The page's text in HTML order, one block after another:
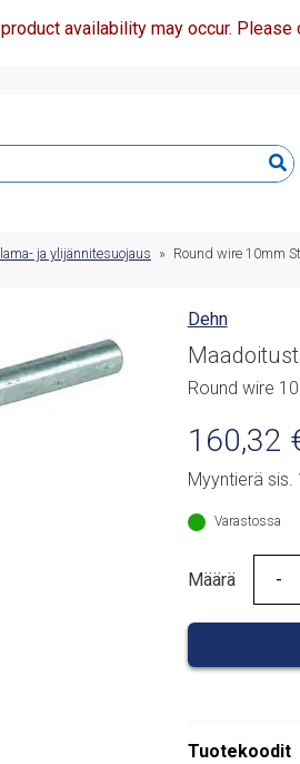
availability may occur.
ja ylijännitesuojaus » Round wire 10mm
Dehn
Round wire
160,32
Myyntierä sis.
Varastossa
Määrä
Määrä
Tuotekoodit